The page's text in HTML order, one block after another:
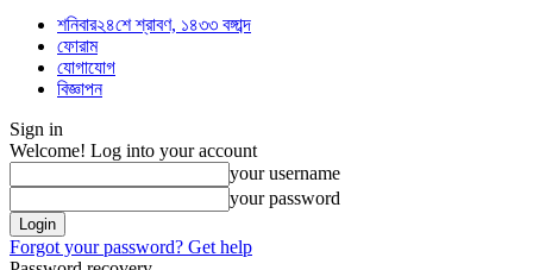
শনিবার২৪শে শ্রাবণ, ১৪৩৩ বঙ্গাব্দ
ফোরাম
যোগাযোগ
বিজ্ঞাপন
Sign in
Welcome! Log into your account
your username
your password
Forgot your password? Get help